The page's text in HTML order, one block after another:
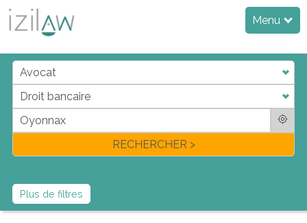
Menu
jdadi
fl
RECHERCHER >
Plus de filtres